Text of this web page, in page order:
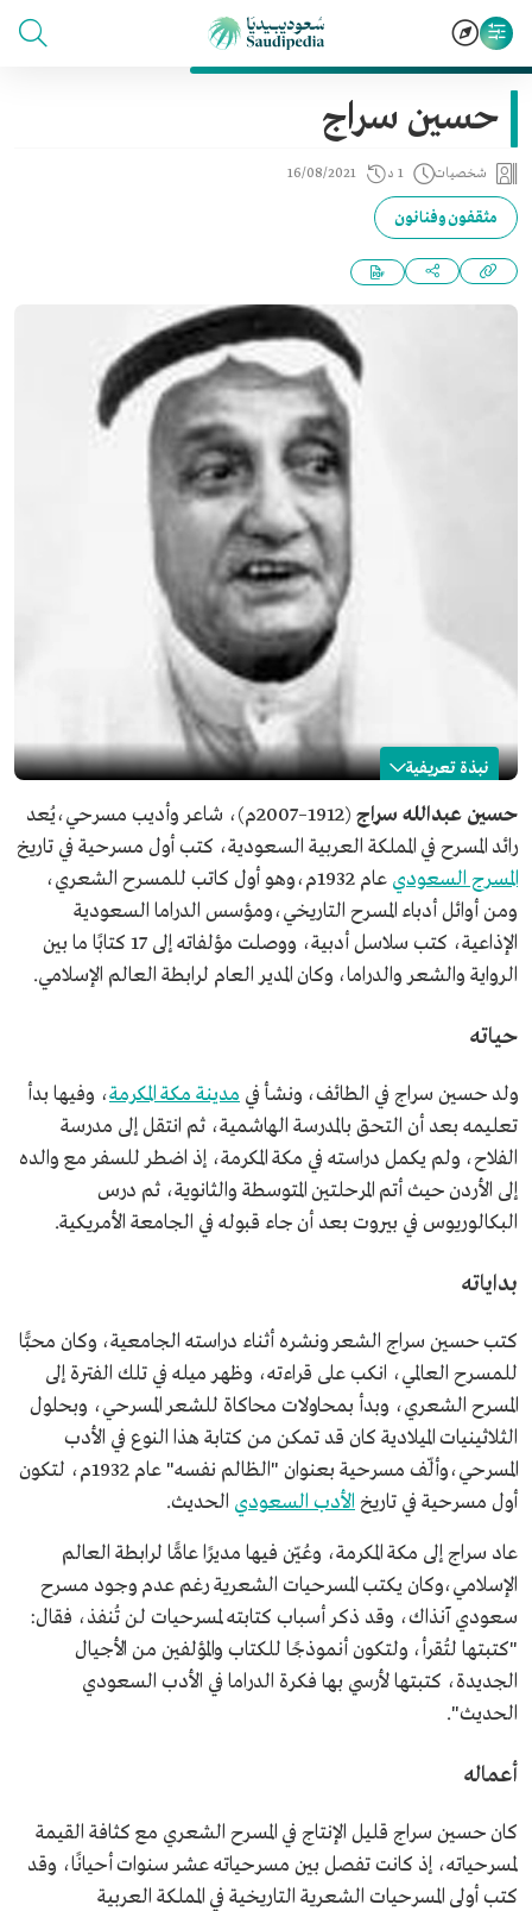
حسين سراج
شخصيات 1 د 16/08/2021
مثقفون وفنانون
نبذة تعريفية
حسين سراج
الاسم
حسين سراج.
سنة الميلاد
1912م.
مكان الميلاد
محافظة الطائف.
المجال المهني
الشعر.
الأدب.
عدد المؤلفات
حسين عبدالله سراج
(1912–2007م)، شاعر وأديب مسرحي،يُعد
رائد المسرح في المملكة العربية السعودية، كتب أول مسرحية في تاريخ
المسرح السعودي
عام 1932م،وهو أول كاتب للمسرح الشعري،
ومن أوائل أدباء المسرح التاريخي،ومؤسس الدراما السعودية
الإذاعية، كتب سلاسل أدبية، ووصلت مؤلفاته إلى 17 كتابًا ما بين
الرواية والشعر والدراما، وكان المدير العام لرابطة العالم الإسلامي.
حياته
ولد حسين سراج في الطائف، ونشأ في مدينة مكة المكرمة، وفيها بدأ
تعليمه بعد أن التحق بالمدرسة الهاشمية، ثم انتقل إلى مدرسة
الفلاح، ولم يكمل دراسته في مكة المكرمة، إذ اضطر للسفر مع والده
إلى الأردن حيث أتم المرحلتين المتوسطة والثانوية، ثم درس
البكالوريوس في بيروت بعد أن جاء قبوله في الجامعة الأمريكية.
بداياته
كتب حسين سراج الشعر ونشره أثناء دراسته الجامعية، وكان محبًّا
للمسرح العالمي، انكب على قراءته، وظهر ميله في تلك الفترة إلى
المسرح الشعري، وبدأ بمحاولات محاكاة للشعر المسرحي، وبحلول
الثلاثينيات الميلادية كان قد تمكن من كتابة هذا النوع في الأدب
المسرحي،وألّف مسرحية بعنوان "الظالم نفسه" عام 1932م، لتكون
أول مسرحية في تاريخ الأدب السعودي الحديث.
عاد سراج إلى مكة المكرمة، وعُيّن فيها مديرًا عامًّا لرابطة العالم
الإسلامي،وكان يكتب المسرحيات الشعرية رغم عدم وجود مسرح
سعودي آنذاك، وقد ذكر أسباب كتابته لمسرحيات لن تُنفذ، فقال:
"كتبتها لتُقرأ، ولتكون أنموذجًا للكتاب والمؤلفين من الأجيال
الجديدة، كتبتها لأرسي بها فكرة الدراما في الأدب السعودي
الحديث".
أعماله
كان حسين سراج قليل الإنتاج في المسرح الشعري مع كثافة القيمة
لمسرحياته، إذ كانت تفصل بين مسرحياته عشر سنوات أحيانًا، وقد
كتب أولى المسرحيات الشعرية التاريخية في المملكة العربية